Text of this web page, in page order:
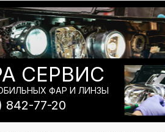
СЕРВИС
ФАР И ЛИНЗЫ
842-77-20